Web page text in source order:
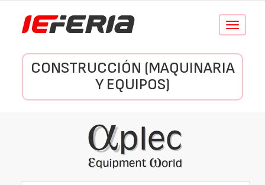
Conmutar
CONSTRUCCIÓN (MAQUINARIA
Y EQUIPOS)